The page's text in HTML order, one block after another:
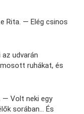
Rita. — Elég csinos
udvarán
ruhákat, és
— Volt neki egy
sorában… És